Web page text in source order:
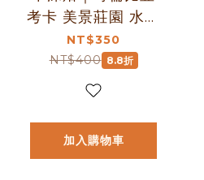
考卡 美景莊園 水洗
處理法 咖啡豆 半磅
(227g±5g )｜暖窩
咖啡
NT$350
NT$400 8.8折
加入購物車